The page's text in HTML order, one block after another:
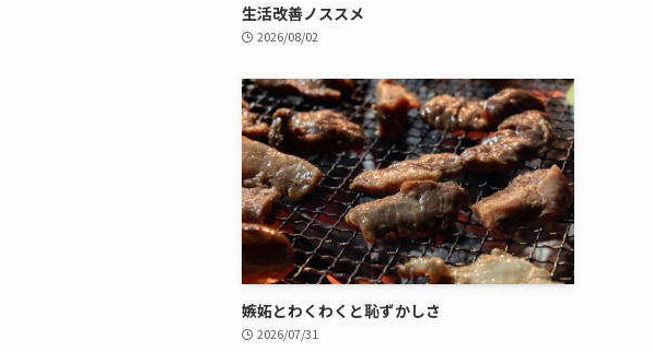
生活改善ノススメ
2026/08/02
嫉妬とわくわくと恥ずかしさ
2026/07/31